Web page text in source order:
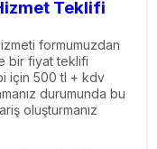
Teklifi
formumuzdan
bir fiyat teklifi
için 500 tl + kdv
durumunda bu
oluşturmanız